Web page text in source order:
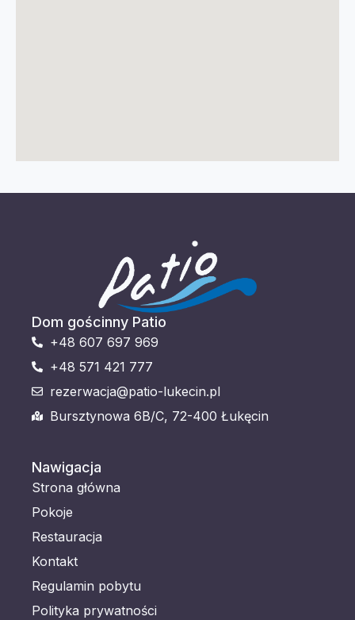
Dom gościnny Patio
+48 607 697 969
+48 571 421 777
rezerwacja@patio-lukecin.pl
Bursztynowa 6B/C, 72-400 Łukęcin
Nawigacja
Strona główna
Pokoje
Restauracja
Kontakt
Regulamin pobytu
Polityka prywatności